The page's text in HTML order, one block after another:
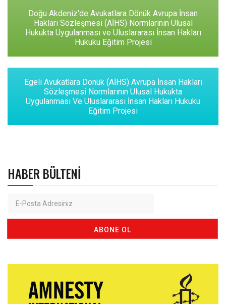
Doğu Akdeniz'de Avukatlara Dönük Avrupa İnsan
Hakları Sözleşmesi (AİHS) Normlarının Ulusal
Hukukta Uygulanması ve Uluslararası İnsan Hakları
Hukuku Eğitim Projesi
Egeli Avukatlara Dönük (AİHS) Avrupa İnsan Hakları
Sözleşmesi Normlarının Ulusal Hukukta
Uygulanması Ve Uluslararası İnsan Hakları Hukuku
Eğitim Projesi
HABER BÜLTENI